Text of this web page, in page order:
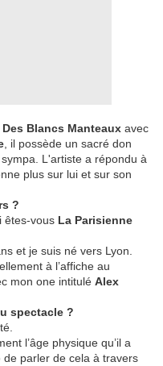
Blancs Manteaux avec
, il possède un sacré don
L'artiste a répondu à
plus sur lui et sur son
?
êtes-vous La Parisienne
et je suis né vers Lyon.
à l’affiche au
mon one intitulé Alex
spectacle ?
l’âge physique qu’il a
de parler de cela à travers